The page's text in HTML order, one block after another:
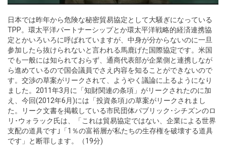
日本では昨年から危険な秘密貿易協定として大騒ぎになっている
TPP。環太平洋パートナーシップとか環太平洋戦略的経済連携協
定とかいろいろに呼ばれていますが、中身が分からないのに一旦
参加したら抜けられないと言われる馬鹿げた国際協定です。米国
でも一般には知られておらず、通商代表部が企業側と連携しなが
ら進めているので国会議員でさえ内容を知ることができないので
す。交渉の草案がリークされて、ようやく議論に上るようになり
ました。2011年3月に「知財関連の条項」がリークされたのに加
え、今回(2012年6月)には「投資条項｣の草案がリークされまし
た。リーク文書を掲載している市民団体パブリック･シチズンのロ
リ･ウォラック氏は、「これは貿易協定ではない、企業による世界
支配の道具です｣「1％の富裕層が私たちの生存権を破壊する道具
です」と断罪します。（19分)